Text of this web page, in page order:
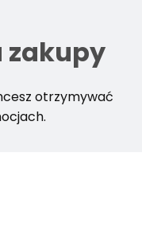
zakupy
otrzymywać